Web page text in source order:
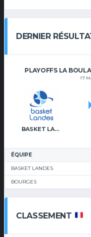
DERNIER
PLAYOFFS LA
17
BASKET LANDES
ÉQUIPE
BASKET LANDES
BOURGES
CLASSEMENT